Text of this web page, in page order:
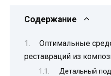
Содержание
Оптимальные
реставраций из
Детальный